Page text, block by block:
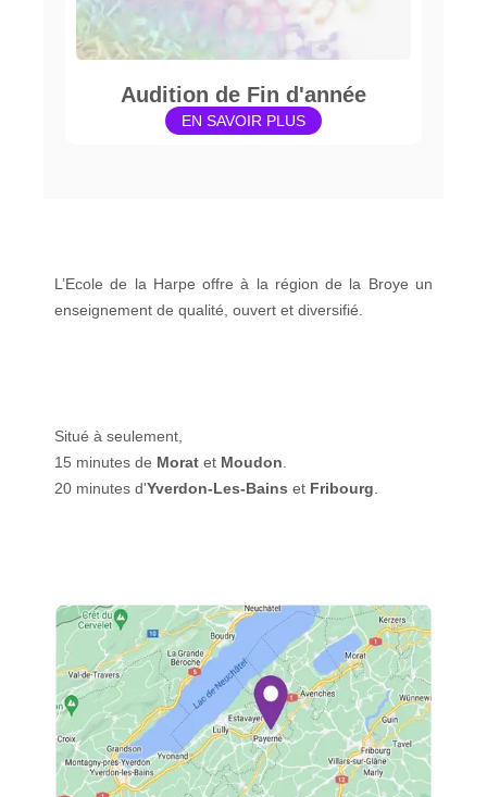
Audition de Fin d'année
EN SAVOIR PLUS
L’Ecole de la Harpe offre à la région de la Broye un
enseignement de qualité, ouvert et diversifié.
Situé à seulement,
15 minutes de Morat et Moudon
20 minutes d'Yverdon-Les-Bains et Fribourg